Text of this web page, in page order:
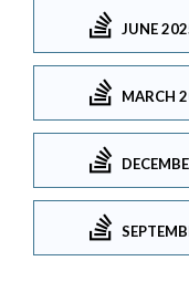
JUNE
MARCH